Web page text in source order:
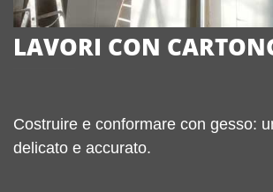
LAVORI CON
Costruire e conformare con gesso:
delicato e accurato.